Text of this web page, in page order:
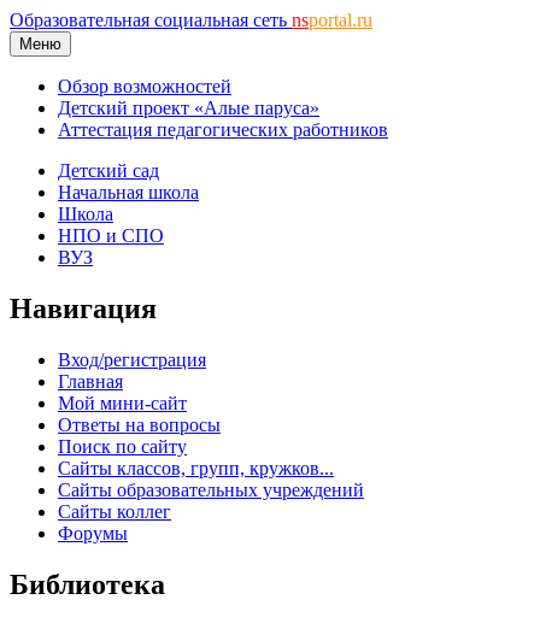
Образовательная социальная сеть nsportal.ru
Меню
Обзор возможностей
Детский проект «Алые паруса»
Аттестация педагогических работников
Детский сад
Начальная школа
Школа
НПО и СПО
ВУЗ
Навигация
Вход/регистрация
Главная
Мой мини-сайт
Ответы на вопросы
Поиск по сайту
Сайты классов, групп, кружков...
Сайты образовательных учреждений
Сайты коллег
Форумы
Библиотека